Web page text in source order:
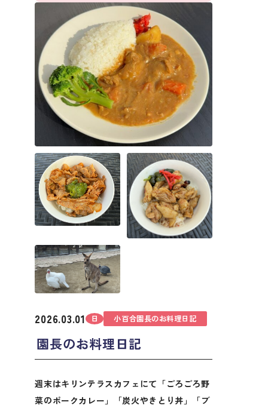
2026.03.01 日 小百合園長のお料理日記
園長のお料理日記
週末はキリンテラスカフェにて「ごろごろ野
菜のポークカレー」「炭火やきとり丼」「ブ